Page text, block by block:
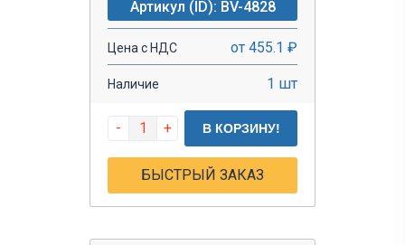
Артикул (ID): BV-4828
Цена с НДС от 455.1 ₽
Наличие 1 шт
- + В КОРЗИНУ!
БЫСТРЫЙ ЗАКАЗ